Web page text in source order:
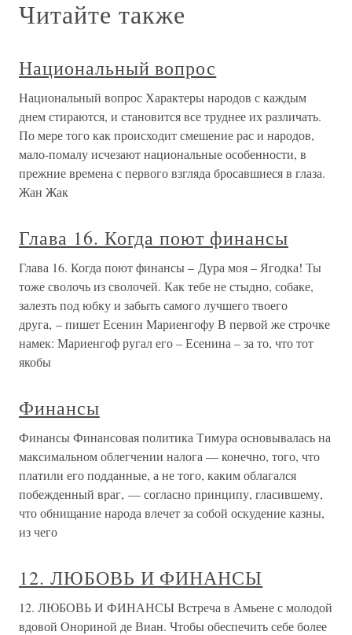
Читайте также
Национальный вопрос
Национальный вопрос Характеры народов с каждым
днем стираются, и становится все труднее их различать.
По мере того как происходит смешение рас и народов,
мало-помалу исчезают национальные особенности, в
прежние времена с первого взгляда бросавшиеся в глаза.
Жан Жак
Глава 16. Когда поют финансы
Глава 16. Когда поют финансы – Дура моя – Ягодка! Ты
тоже сволочь из сволочей. Как тебе не стыдно, собаке,
залезть под юбку и забыть самого лучшего твоего
друга, – пишет Есенин Мариенгофу В первой же строчке
намек: Мариенгоф ругал его – Есенина – за то, что тот
якобы
Финансы
Финансы Финансовая политика Тимура основывалась на
максимальном облегчении налога — конечно, того, что
платили его подданные, а не того, каким облагался
побежденный враг, — согласно принципу, гласившему,
что обнищание народа влечет за собой оскудение казны,
из чего
12. ЛЮБОВЬ И ФИНАНСЫ
12. ЛЮБОВЬ И ФИНАНСЫ Встреча в Амьене с молодой
вдовой Онориной де Виан. Чтобы обеспечить себе более